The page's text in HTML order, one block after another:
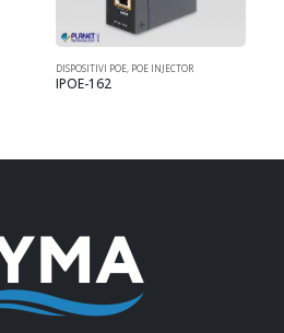
DISPOSITIVI POE POE INJECTOR
IPOE-162